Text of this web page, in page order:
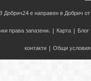
Добрич24 е направен в Добрич от
права запазени. | Карта Блог
контакти Общи условия